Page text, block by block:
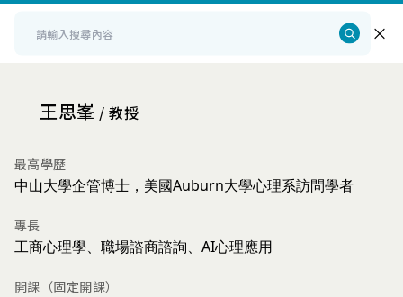
王思峯 教授
最高學歷
中山大學企管博士，美國Auburn大學心理系訪問學者
專長
工商心理學、職場諮商諮詢、AI心理應用
開課（固定開課）